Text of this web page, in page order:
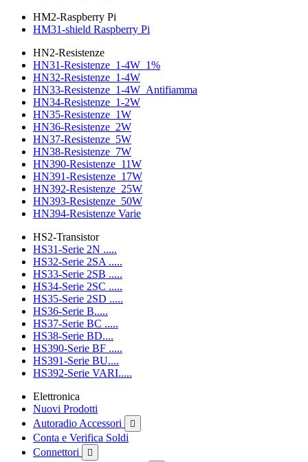
HM2-Raspberry Pi
HM31-shield Raspberry Pi
HN2-Resistenze
HN31-Resistenze_1-4W_1%
HN32-Resistenze_1-4W
HN33-Resistenze_1-4W_Antifiamma
HN34-Resistenze_1-2W
HN35-Resistenze_1W
HN36-Resistenze_2W
HN37-Resistenze_5W
HN38-Resistenze_7W
HN390-Resistenze_11W
HN391-Resistenze_17W
HN392-Resistenze_25W
HN393-Resistenze_50W
HN394-Resistenze Varie
HS2-Transistor
HS31-Serie 2N .....
HS32-Serie 2SA .....
HS33-Serie 2SB .....
HS34-Serie 2SC .....
HS35-Serie 2SD .....
HS36-Serie B.....
HS37-Serie BC .....
HS38-Serie BD....
HS390-Serie BF .....
HS391-Serie BU....
HS392-Serie VARI.....
Elettronica
Nuovi Prodotti
Autoradio Accessori

Conta e Verifica Soldi
Connettori
